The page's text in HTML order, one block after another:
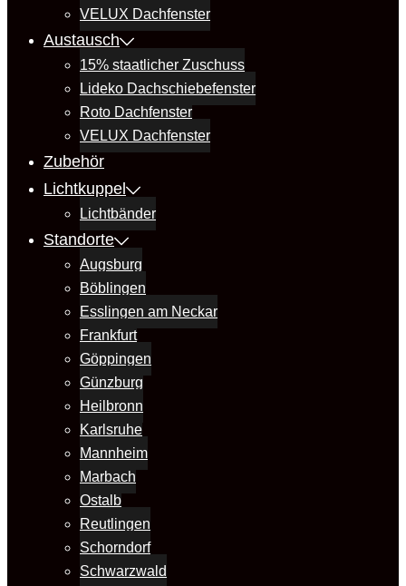
VELUX Dachfenster
Austausch
15% staatlicher Zuschuss
Lideko Dachschiebefenster
Roto Dachfenster
VELUX Dachfenster
Zubehör
Lichtkuppel
Lichtbänder
Standorte
Augsburg
Böblingen
Esslingen am Neckar
Frankfurt
Göppingen
Günzburg
Heilbronn
Karlsruhe
Mannheim
Marbach
Ostalb
Reutlingen
Schorndorf
Schwarzwald